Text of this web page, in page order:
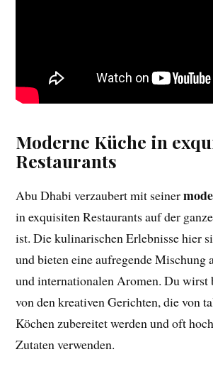
Moderne Küche in
Restaurants
Abu Dhabi verzaubert mit seiner
in exquisiten Restaurants auf der
ist. Die kulinarischen Erlebnisse hier
und bieten eine aufregende Mischung
und internationalen Aromen. Du wirst
von den kreativen Gerichten, die von
Köchen zubereitet werden und oft
Zutaten verwenden.